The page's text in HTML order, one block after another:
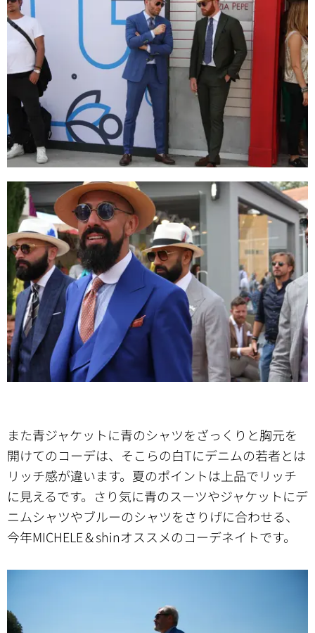
また青ジャケットに青のシャツをざっくりと胸元を
開けてのコーデは、そこらの白Tにデニムの若者とは
リッチ感が違います。夏のポイントは上品でリッチ
に見えるです。さり気に青のスーツやジャケットにデ
ニムシャツやブルーのシャツをさりげに合わせる、
今年MICHELE＆shinオススメのコーデネイトです。